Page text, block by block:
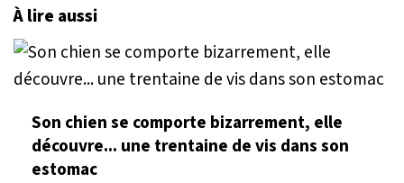
À lire aussi
Son chien se comporte bizarrement, elle
découvre... une trentaine de vis dans son
estomac